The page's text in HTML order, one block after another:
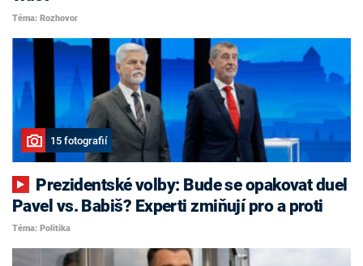
Téma: Rozhovor
15 fotografií
Pavel vs. Babiš? Experti zmiňují pro a proti
Téma: Politika